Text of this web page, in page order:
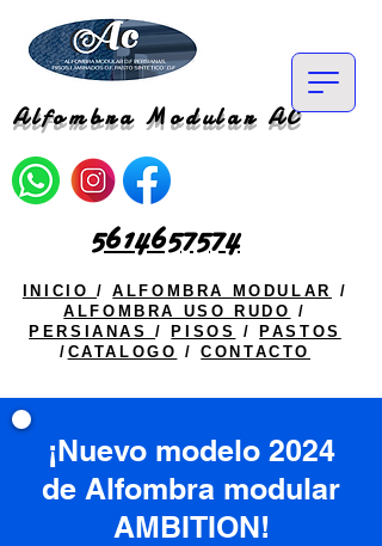
Alfombra Modular AC
5614657574
INICIO/ALFOMBRA MODULAR
/
ALFOMBRA USO RUDO /
PERSIANAS/ PISOS /
PASTOS
/ CATALOGO /CONTACTO
¡Nuevo modelo 2024
de Alfombra modular
AMBITION!